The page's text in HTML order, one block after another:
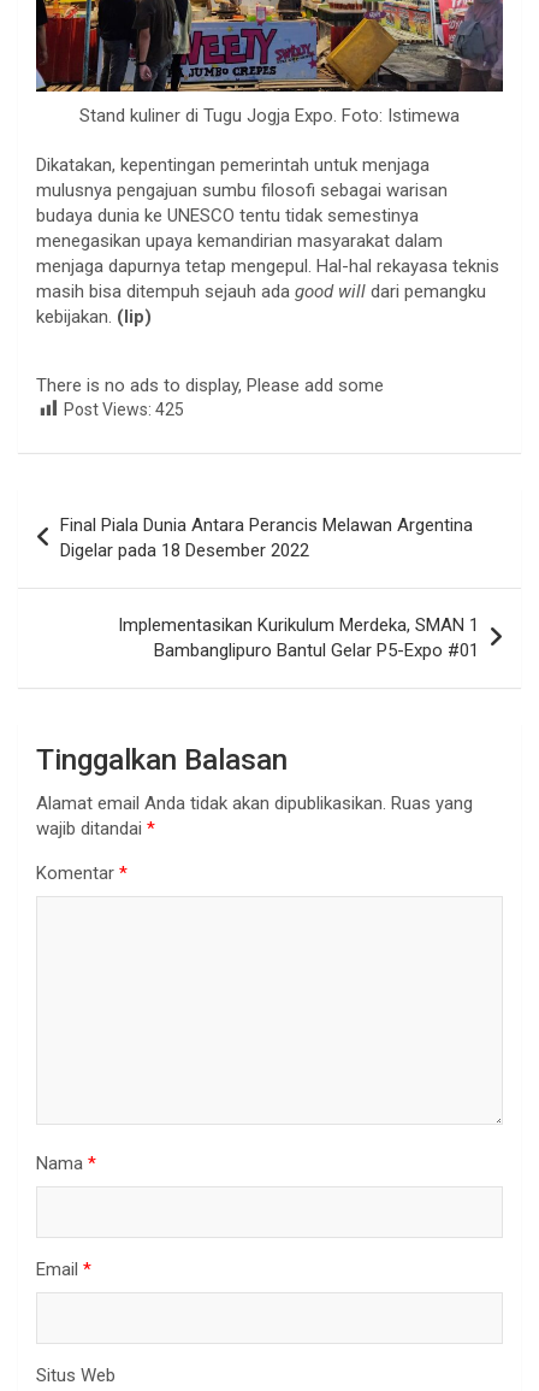
Stand kuliner di Tugu Jogja Expo. Foto: Istimewa
Dikatakan, kepentingan pemerintah untuk menjaga
mulusnya pengajuan sumbu filosofi sebagai warisan
budaya dunia ke UNESCO tentu tidak semestinya
menegasikan upaya kemandirian masyarakat dalam
menjaga dapurnya tetap mengepul. Hal-hal rekayasa teknis
masih bisa ditempuh sejauh ada good will dari pemangku
kebijakan. (lip)
There is no ads to display, Please add some
Post Views: 425
pos
Final Piala Dunia Antara Perancis Melawan Argentina
Digelar pada 18 Desember 2022
Implementasikan Kurikulum Merdeka, SMAN 1
Bambanglipuro Bantul Gelar P5-Expo #01
Tinggalkan Balasan
Alamat email Anda tidak akan dipublikasikan. Ruas yang
wajib ditandai *
Komentar *
Nama *
Email *
Situs Web